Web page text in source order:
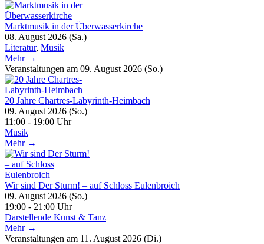
Marktmusik in der Überwasserkirche
08. August 2026 (Sa.)
Literatur, Musik
Mehr →
Veranstaltungen am 09. August 2026 (So.)
20 Jahre Chartres-Labyrinth-Heimbach
09. August 2026 (So.)
11:00 - 19:00 Uhr
Musik
Mehr →
Wir sind Der Sturm! – auf Schloss Eulenbroich
09. August 2026 (So.)
19:00 - 21:00 Uhr
Darstellende Kunst & Tanz
Mehr →
Veranstaltungen am 11. August 2026 (Di.)